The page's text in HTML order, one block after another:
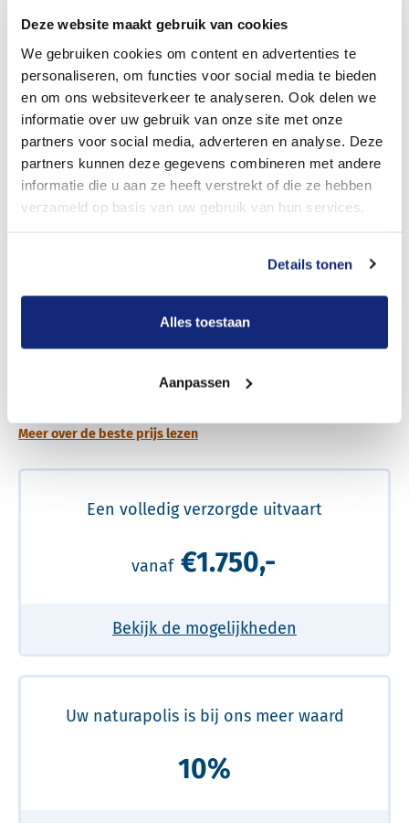
Deze website maakt gebruik van cookies
We gebruiken cookies om content en advertenties te
personaliseren, om functies voor social media te bieden
en om ons websiteverkeer te analyseren. Ook delen we
informatie over uw gebruik van onze site met onze
partners voor social media, adverteren en analyse. Deze
partners kunnen deze gegevens combineren met andere
informatie die u aan ze heeft verstrekt of die ze hebben
verzameld op basis van uw gebruik van hun services.
Details tonen
Alles toestaan
Aanpassen
Dit kost een crematie
Dit kost een begrafenis
Bekijk tarieven voor begrafenis
Meer over de beste prijs lezen
Een volledig verzorgde uitvaart
vanaf €1.750,-
Bekijk de mogelijkheden
Uw naturapolis is bij ons meer waard
10%